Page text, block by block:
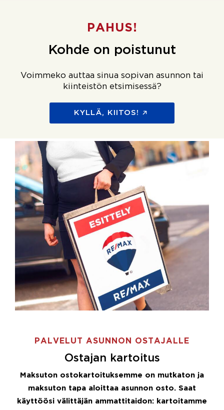
PAHUS!
Kohde on poistunut
Voimmeko auttaa sinua sopivan asunnon tai
kiinteistön etsimisessä?
KYLLÄ, KIITOS!
PALVELUT ASUNNON OSTAJALLE
Ostajan kartoitus
Maksuton ostokartoituksemme on mutkaton ja
maksuton tapa aloittaa asunnon osto. Saat
käyttöösi välittäjän ammattitaidon: kartoitamme